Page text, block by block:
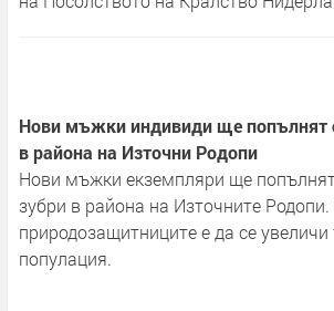
Нови мъжки индивиди ще попълнят
в района на Източни Родопи
Нови мъжки екземпляри ще
зубри в района на Източните
природозащитниците е да се увеличи
популация.